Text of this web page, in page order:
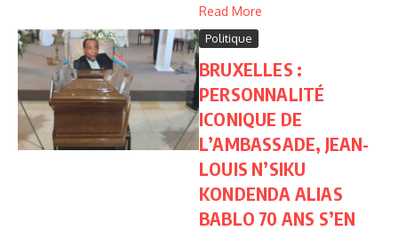
Read More
Politique
BRUXELLES :
PERSONNALITÉ
ICONIQUE DE
L’AMBASSADE, JEAN-
LOUIS N’SIKU
KONDENDA ALIAS
BABLO 70 ANS S’EN